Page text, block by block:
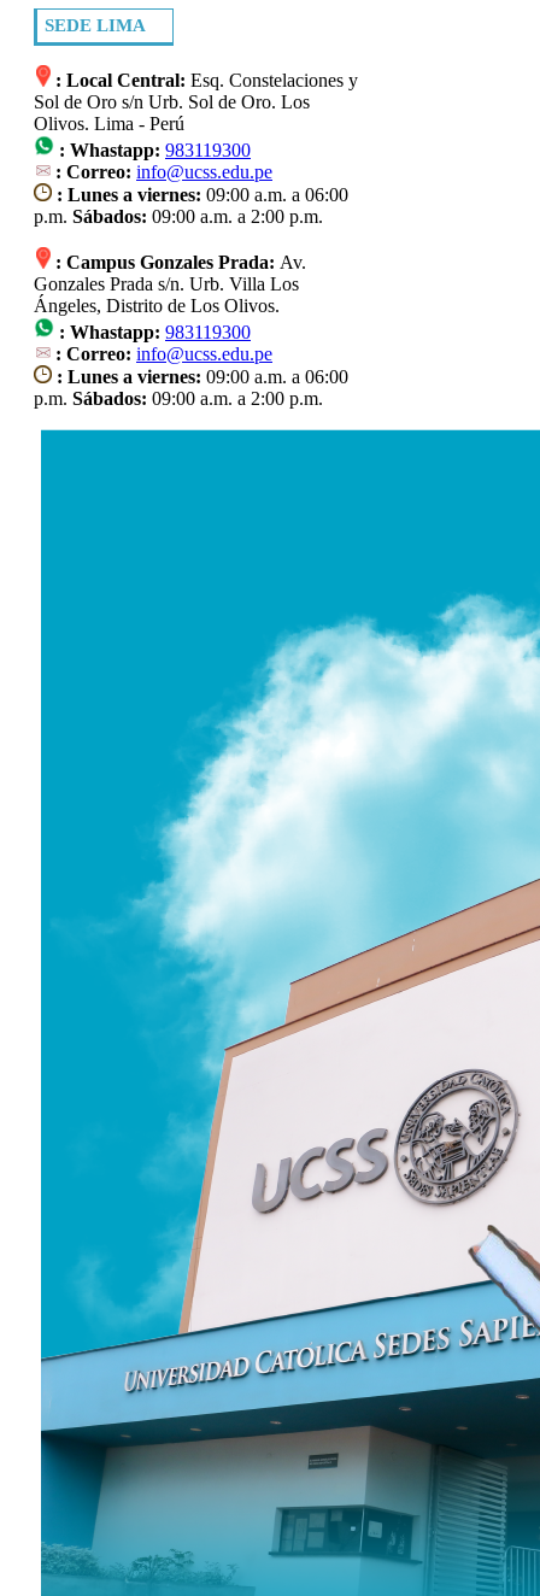
SEDE LIMA
: Local Central: Esq. Constelaciones y
Sol de Oro s/n Urb. Sol de Oro. Los
Olivos. Lima - Perú
: Whastapp: 983119300
: Correo: info@ucss.edu.pe
: Lunes a viernes: 09:00 a.m. a 06:00
p.m. Sábados: 09:00 a.m. a 2:00 p.m.
: Campus Gonzales Prada: Av.
Gonzales Prada s/n. Urb. Villa Los
Ángeles, Distrito de Los Olivos.
: Whastapp: 983119300
: Correo: info@ucss.edu.pe
: Lunes a viernes: 09:00 a.m. a 06:00
p.m. Sábados: 09:00 a.m. a 2:00 p.m.